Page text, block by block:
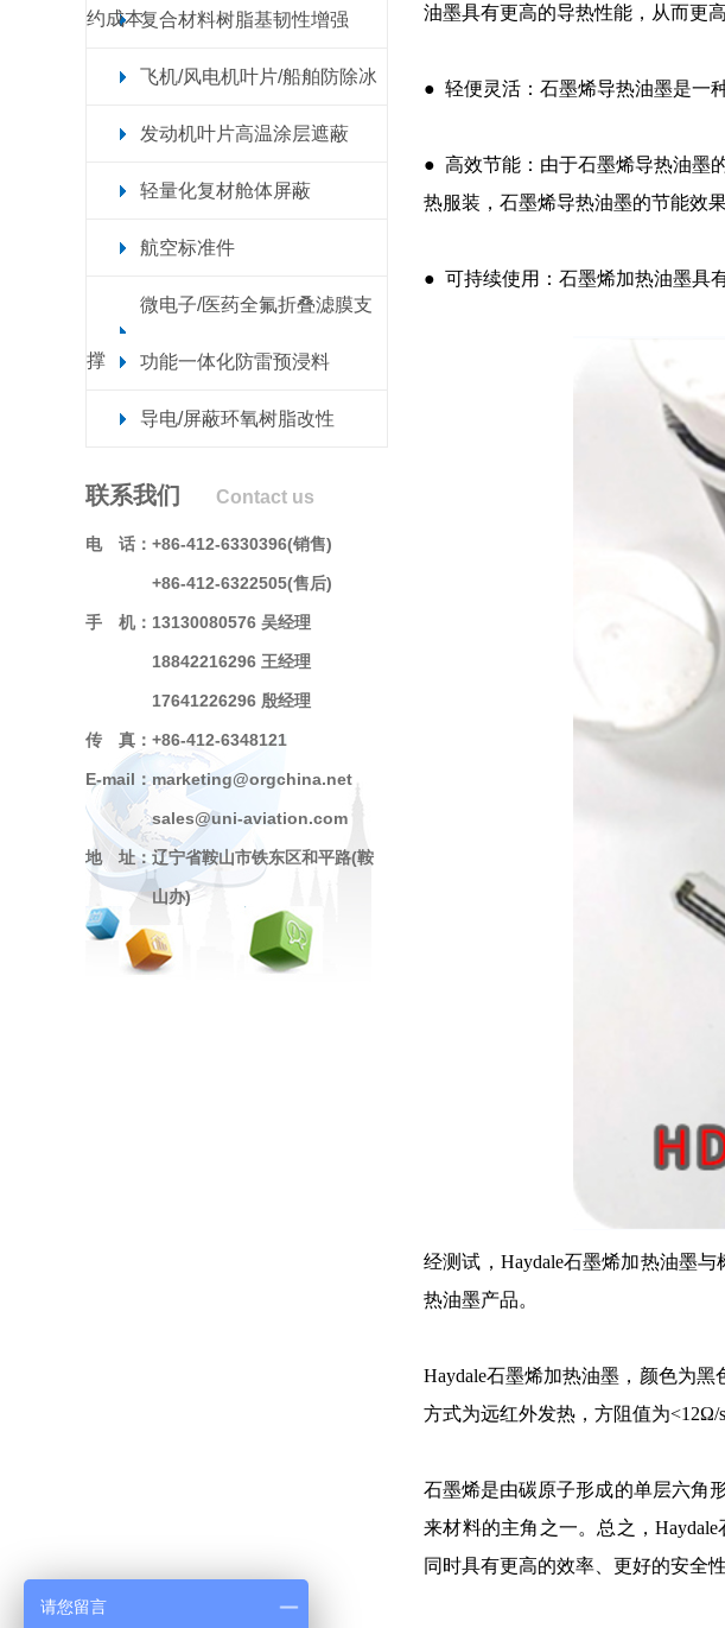
约成本复合材料树脂基韧性增强
飞机/风电机叶片/船舶防除冰
发动机叶片高温涂层遮蔽
轻量化复材舱体屏蔽
航空标准件
微电子/医药全氟折叠滤膜支
撑 功能一体化防雷预浸料
导电/屏蔽环氧树脂改性
联系我们 Contact us
电 话： +86-412-6330396(销售)
+86-412-6322505(售后)
手 机： 13130080576 吴经理
18842216296 王经理
17641226296 殷经理
传 真： +86-412-6348121
E-mail：marketing@orgchina.net
sales@uni-aviation.com
地 址： 辽宁省鞍山市铁东区和平路(鞍
山办)
油墨具有更高的导热性能，从而更
● 轻便灵活：石墨烯导热油墨是一
● 高效节能：由于石墨烯导热油墨
热服装，石墨烯导热油墨的节能效果
● 可持续使用：石墨烯加热油墨具
经测试，Haydale石墨烯加热油墨
热油墨产品。
Haydale石墨烯加热油墨，颜色为
方式为远红外发热，方阻值为<12Ω/
石墨烯是由碳原子形成的单层六角
来材料的主角之一。总之，
同时具有更高的效率、更好的安全
请您留言